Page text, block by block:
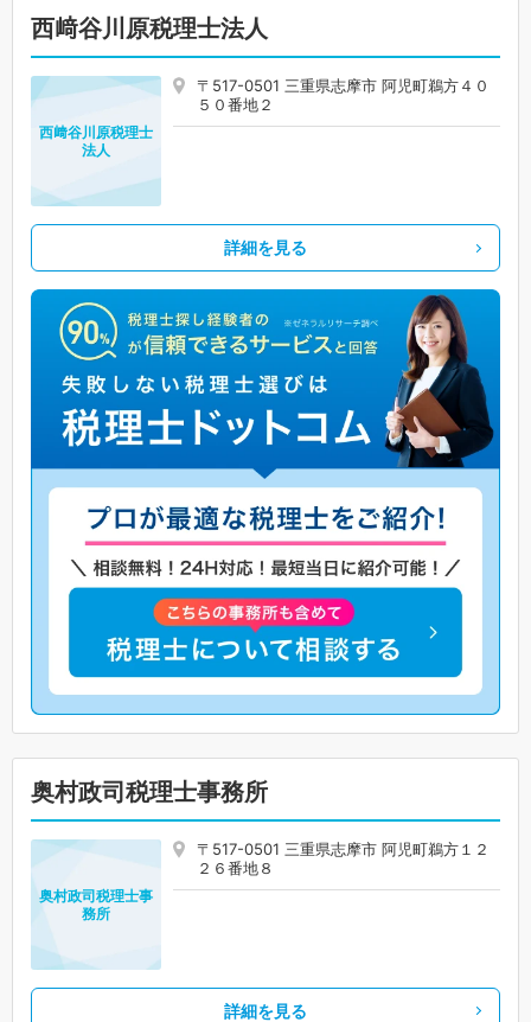
西﨑谷川原税理士法人
〒517-0501 三重県志摩市 阿児町鵜方４０
５０番地２
西﨑谷川原税理士
法人
詳細を見る
奥村政司税理士事務所
〒517-0501 三重県志摩市 阿児町鵜方１２
２６番地８
奥村政司税理士事
務所
詳細を見る